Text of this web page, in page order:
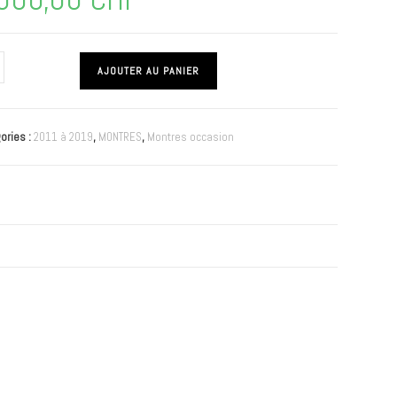
AJOUTER AU PANIER
:2011 à 2019, MONTRES, Montres occasion